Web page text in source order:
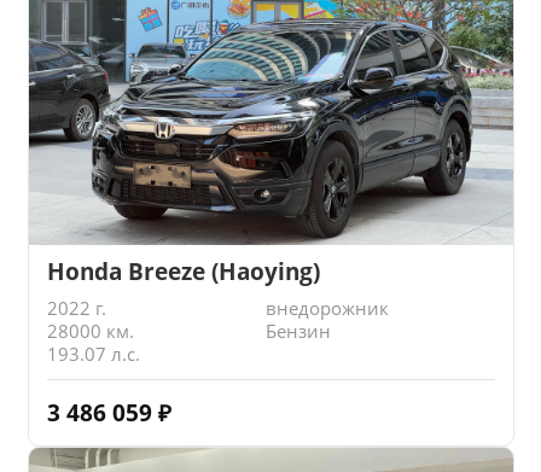
Honda Breeze (Haoying)
2022 г.
внедорожник
28000 км.
Бензин
193.07 л.с.
3 486 059 ₽